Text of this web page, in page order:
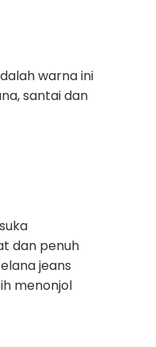
warna ini
santai dan
dan penuh
jeans
menonjol